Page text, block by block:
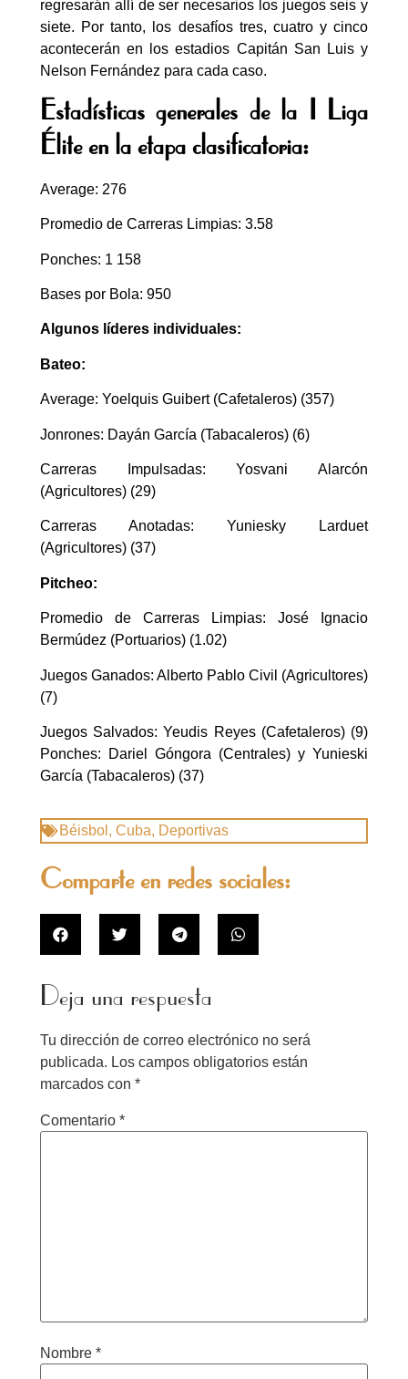
regresarán allí de ser necesarios los juegos seis y
siete. Por tanto, los desafíos tres, cuatro y cinco
acontecerán en los estadios Capitán San Luis y
Nelson Fernández para cada caso.
Estadísticas generales de la I Liga
Élite en la etapa clasificatoria:
Average: 276
Promedio de Carreras Limpias: 3.58
Ponches: 1 158
Bases por Bola: 950
Algunos líderes individuales:
Bateo:
Average: Yoelquis Guibert (Cafetaleros) (357)
Jonrones: Dayán García (Tabacaleros) (6)
Carreras Impulsadas: Yosvani Alarcón
(Agricultores) (29)
Carreras Anotadas: Yuniesky Larduet
(Agricultores) (37)
Pitcheo:
Promedio de Carreras Limpias: José Ignacio
Bermúdez (Portuarios) (1.02)
Juegos Ganados: Alberto Pablo Civil (Agricultores)
(7)
Juegos Salvados: Yeudis Reyes (Cafetaleros) (9)
Ponches: Dariel Góngora (Centrales) y Yunieski
García (Tabacaleros) (37)
Béisbol , Cuba, Deportivas
Comparte en redes sociales:
Deja una respuesta
Tu dirección de correo electrónico no será
publicada. Los campos obligatorios están
marcados con *
Comentario *
Nombre *